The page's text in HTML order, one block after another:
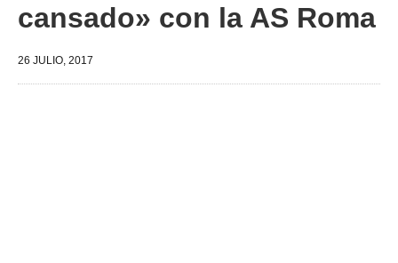
cansado» con la AS Roma
26 JULIO, 2017